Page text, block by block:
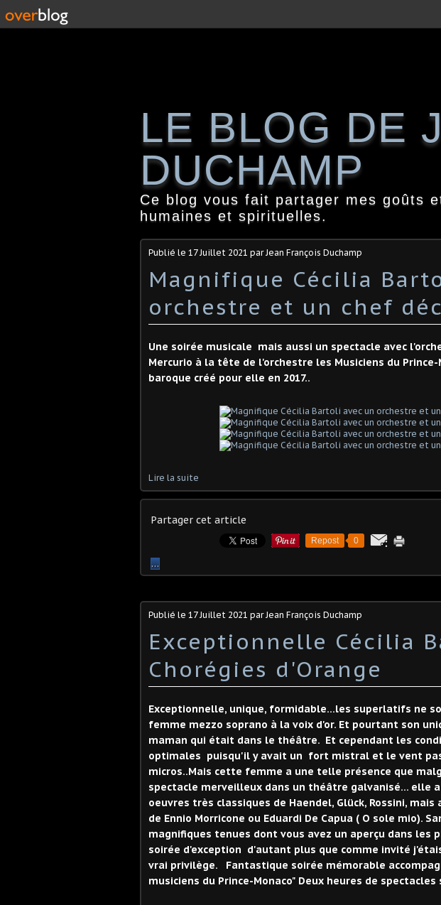
LE BLOG DE
DUCHAMP
Ce blog vous fait partager mes goûts
humaines et spirituelles.
Publié le 17 Juillet 2021 par Jean François Duchamp
Magnifique Cécilia
orchestre et un chef
Une soirée musicale mais aussi un spectacle avec
Mercurio à la tête de l'orchestre les Musiciens du Prince-
baroque créé pour elle en 2017..
Lire la suite
Partager cet article
Repost 0
…
Publié le 17 Juillet 2021 par Jean François Duchamp
Exceptionnelle Cécilia
Chorégies d'Orange
Exceptionnelle, unique, formidable...les superlatifs ne
femme mezzo soprano à la voix d'or. Et pourtant son
maman qui était dans le théâtre. Et cependant les
optimales puisqu'il y avait un fort mistral et le vent
micros..Mais cette femme a une telle présence que
spectacle merveilleux dans un théâtre galvanisé... elle
oeuvres très classiques de Haendel, Glück, Rossini,
de Ennio Morricone ou Eduardi De Capua ( O sole mio).
magnifiques tenues dont vous avez un aperçu dans les
soirée d'exception d'autant plus que comme invité
vrai privilège. Fantastique soirée mémorable
musiciens du Prince-Monaco" Deux heures de